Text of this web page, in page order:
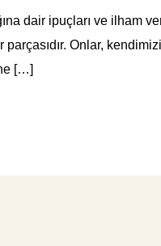
dair ipuçları ve ilham
Onlar,
[…]